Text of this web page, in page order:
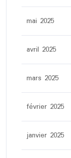
mai 2025
avril 2025
mars 2025
février 2025
janvier 2025